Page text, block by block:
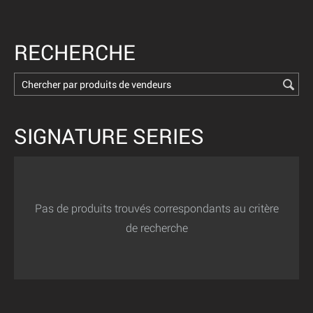
RECHERCHE
SIGNATURE SERIES
Pas de produits trouvés correspondants au critère
de recherche